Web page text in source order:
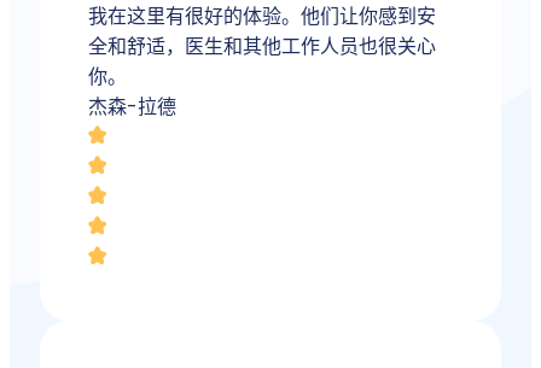
我在这里有很好的体验。他们让你感到安
全和舒适，医生和其他工作人员也很关心
你。
杰森-拉德